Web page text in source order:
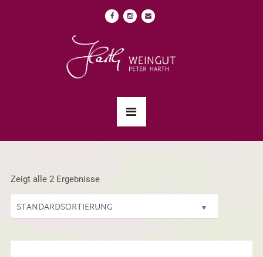
Zeigt alle 2 Ergebnisse